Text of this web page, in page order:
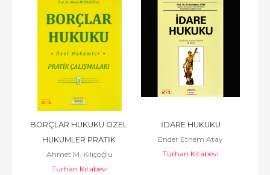
BORÇLAR HUKUKU ÖZEL
HÜKÜMLER PRATİK
ÇALIŞMALARI
Ahmet M. Kılıçoğlu
Turhan Kitabevi
İDARE HUKUKU
Ender Ethem Atay
Turhan Kitabevi